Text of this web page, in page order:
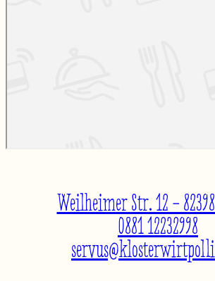
Weilheimer Str. 12 –
0881 12232998